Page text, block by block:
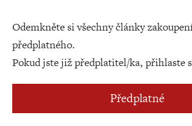
Odemkněte si všechny články
předplatného.
Pokud jste již předplatitel/ka, přihlaste
Předplatné